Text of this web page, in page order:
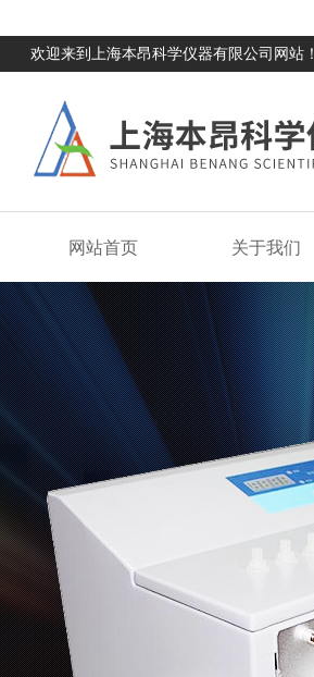
欢迎来到上海本昂科学仪器有限公司网站！
网站首页 关于我们